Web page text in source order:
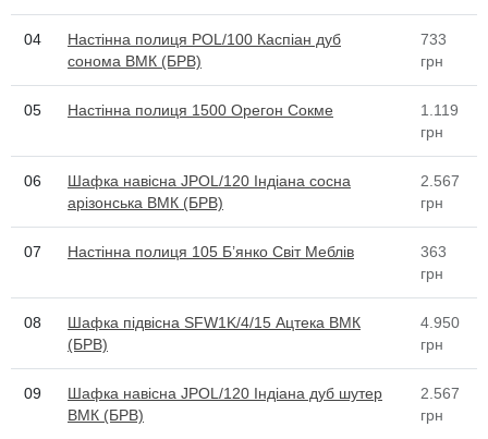
04
Настінна полиця POL/100 Каспіан дуб
сонома ВМК (БРВ)
733
грн
05 Настінна полиця 1500 Орегон Сокме
1.119
грн
06
Шафка навісна JPOL/120 Індіана сосна
арізонська ВМК (БРВ)
2.567
грн
07 Настінна полиця 105 Б’янко Світ Меблів
363
грн
08
Шафка підвісна SFW1K/4/15 Ацтека ВМК
(БРВ)
4.950
грн
09
Шафка навісна JPOL/120 Індіана дуб шутер
ВМК (БРВ)
2.567
грн